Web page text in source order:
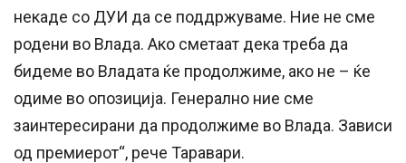
некаде со ДУИ да се поддржуваме. Ние не сме
родени во Влада. Ако сметаат дека треба да
бидеме во Владата ќе продолжиме, ако не – ќе
одиме во опозиција. Генерално ние сме
заинтересирани да продолжиме во Влада. Зависи
од премиерот“, рече Таравари.